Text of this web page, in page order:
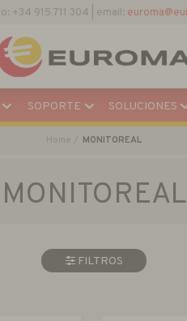
Descargar Catálogo Actual
SOPORTE SOLUCIONES
Home MONITOREAL
MONITOREAL
FILTROS